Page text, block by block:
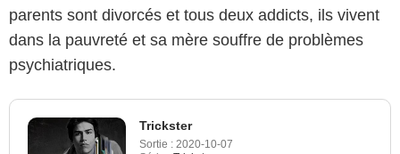
parents sont divorcés et tous deux addicts, ils vivent
dans la pauvreté et sa mère souffre de problèmes
psychiatriques.
Trickster
Sortie : 2020-10-07